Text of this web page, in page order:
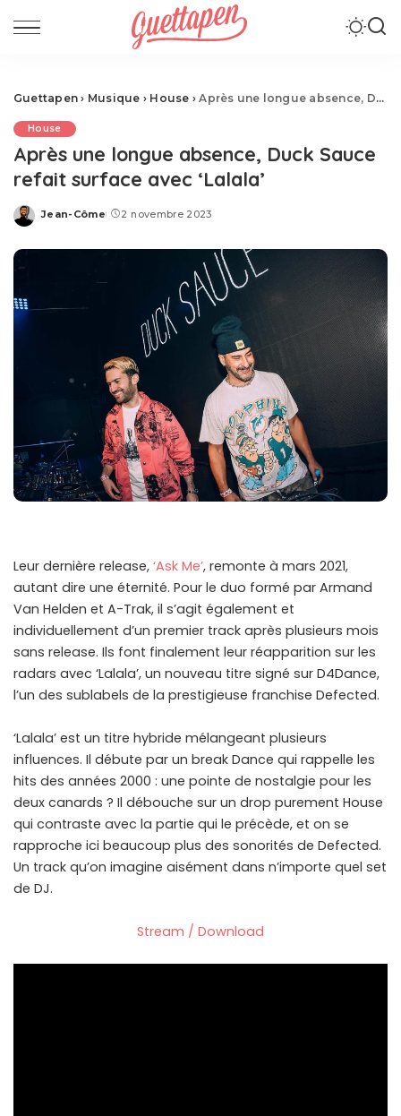
Guettapen › Musique › House ›Après une longue absence, Duck Sauce refait surface avec ‘Lalala’
House
Après une longue absence, Duck Sauce
refait surface avec ‘Lalala’
Posted
Jean-Côme 2 novembre 2023
Leur dernière release, ‘Ask Me’, remonte à mars 2021,
autant dire une éternité. Pour le duo formé par Armand
Van Helden et A-Trak, il s’agit également et
individuellement d’un premier track après plusieurs mois
sans release. Ils font finalement leur réapparition sur les
radars avec ‘Lalala’, un nouveau titre signé sur D4Dance,
l’un des sublabels de la prestigieuse franchise Defected.
‘Lalala’ est un titre hybride mélangeant plusieurs
influences. Il débute par un break Dance qui rappelle les
hits des années 2000 : une pointe de nostalgie pour les
deux canards ? Il débouche sur un drop purement House
qui contraste avec la partie qui le précède, et on se
rapproche ici beaucoup plus des sonorités de Defected.
Un track qu’on imagine aisément dans n’importe quel set
de DJ.
Stream / Download